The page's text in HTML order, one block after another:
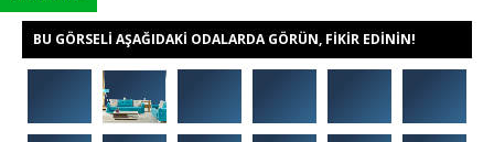
BU GÖRSELI AŞAĞIDAKI ODALARDA GÖRÜN, FIKIR EDININ!